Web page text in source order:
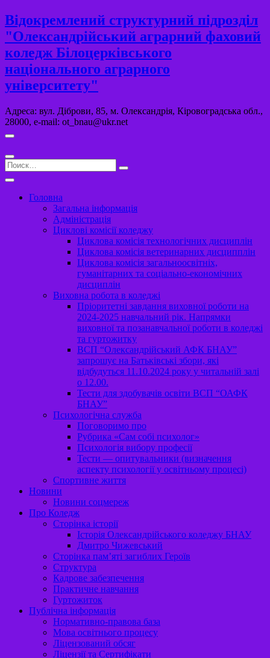
Перейти
к
содержимому
Відокремлений структурний підрозділ
"Олександрійський аграрний фаховий
коледж Білоцерківського
національного аграрного
університету"
Адреса: вул. Діброви, 85, м. Олександрія, Кіровоградська обл.,
28000, e-mail: ot_bnau@ukr.net
Поиск…
Головна
Загальна інформація
Адміністрація
Циклові комісії коледжу
Циклова комісія технологічних дисциплін
Циклова комісія ветеринарних дисципплін
Циклова комісія загальноосвітніх,
гуманітарних та соціально-економічних
дисциплін
Виховна робота в коледжі
Пріоритетні завдання виховної роботи на
2024-2025 навчальний рік. Напрямки
виховної та позанавчальної роботи в коледжі
та гуртожитку
ВСП “Олександрійський АФК БНАУ”
запрошує на Батьківські збори, які
відбудуться 11.10.2024 року у читальній залі
о 12.00.
Тести для здобувачів освіти ВСП “ОАФК
БНАУ”
Психологічна служба
Поговоримо про
Рубрика «Сам собі психолог»
Психологія вибору професії
Тести — опитувальники (визначення
аспекту психології у освітньому процесі)
Спортивне життя
Новини
Новини соцмереж
Про Коледж
Сторінка історії
Історія Олександрійського коледжу БНАУ
Дмитро Чижевський
Сторінка пам’яті загиблих Героїв
Структура
Кадрове забезпечення
Практичне навчання
Гуртожиток
Публічна інформація
Нормативно-правова база
Мова освітнього процесу
Ліцензований обсяг
Ліцензії та Сертифікати